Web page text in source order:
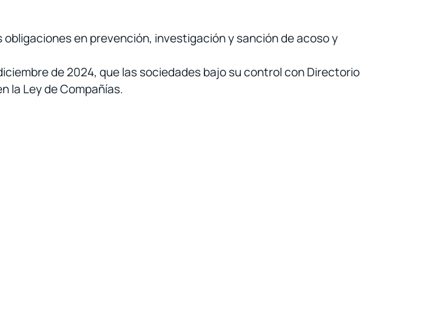
en prevención, investigación y sanción de acoso y
de 2024, que las sociedades bajo su control con Directorio
la Ley de Compañías.